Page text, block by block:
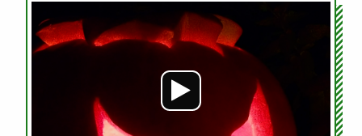
Audio-
Player